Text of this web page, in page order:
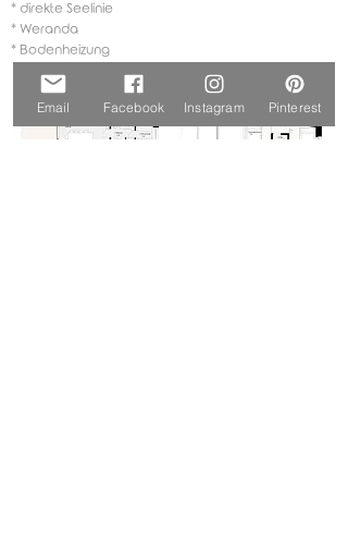
* direkte Seelinie
* Weranda
* Bodenheizung
Email Facebook Instagram Pinterest